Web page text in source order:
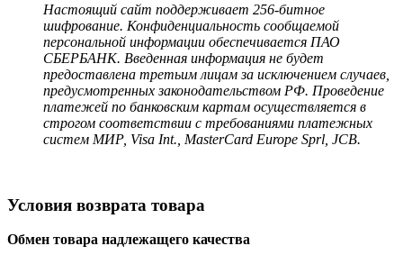
Настоящий сайт поддерживает 256-битное
шифрование. Конфиденциальность сообщаемой
персональной информации обеспечивается ПАО
СБЕРБАНК. Введенная информация не будет
предоставлена третьим лицам за исключением случаев,
предусмотренных законодательством РФ. Проведение
платежей по банковским картам осуществляется в
строгом соответствии с требованиями платежных
систем МИР, Visa Int., MasterCard Europe Sprl, JCB.
Условия возврата товара
Обмен товара надлежащего качества